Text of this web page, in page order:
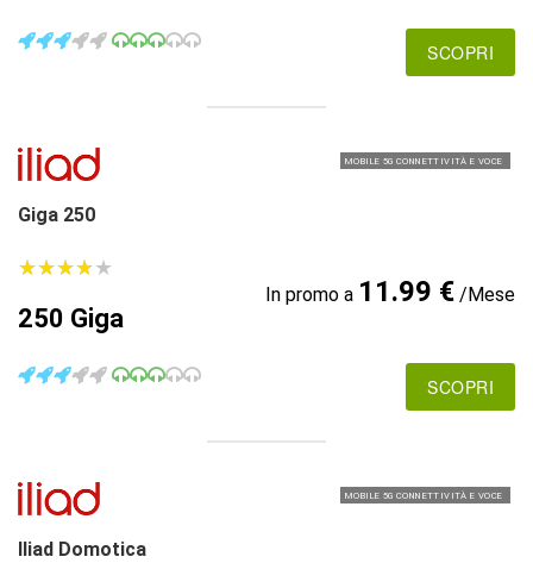
SCOPRI
MOBILE 5G CONNETTIVITÀ E VOCE
Giga 250
★★★★★
★★★★★
250 Giga
In promo a 11.99 €/Mese
SCOPRI
MOBILE 5G CONNETTIVITÀ E VOCE
Iliad Domotica